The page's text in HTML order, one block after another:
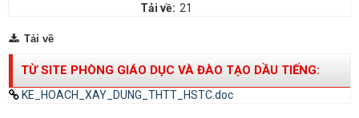
Tải về: 21
Tải về
TỪ SITE PHÒNG GIÁO DỤC VÀ ĐÀO TẠO DẦU TIẾNG:
KE_HOACH_XAY_DUNG_THTT_HSTC.doc